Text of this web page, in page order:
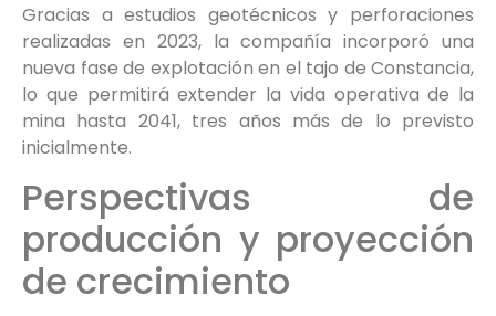
Gracias a estudios geotécnicos y perforaciones
realizadas en 2023, la compañía incorporó una
nueva fase de explotación en el tajo de Constancia,
lo que permitirá extender la vida operativa de la
mina hasta 2041, tres años más de lo previsto
inicialmente.
Perspectivas de
producción y proyección
de crecimiento